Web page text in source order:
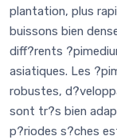
plantation, plus
buissons bien
diff?rents
asiatiques. Les
robustes,
sont tr?s bien
p?riodes s?ches